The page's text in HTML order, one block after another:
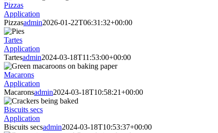
Pizzas
Application
Pizzasadmin2026-01-22T06:31:32+00:00
Tartes
Application
Tartesadmin2024-03-18T11:53:00+00:00
Macarons
Application
Macaronsadmin2024-03-18T10:58:21+00:00
Biscuits secs
Application
Biscuits secsadmin2024-03-18T10:53:37+00:00